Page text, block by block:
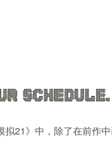
21》中，除了在前作